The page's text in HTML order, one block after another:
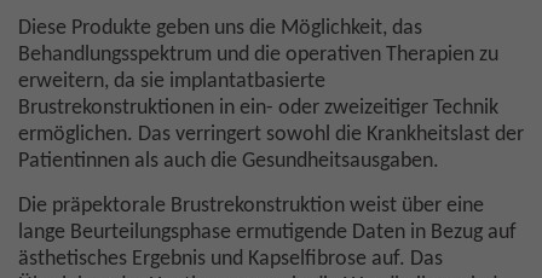
Diese Produkte geben uns die Möglichkeit, das
Behandlungsspektrum und die operativen Therapien zu
erweitern, da sie implantatbasierte
Brustrekonstruktionen in ein- oder zweizeitiger Technik
ermöglichen. Das verringert sowohl die Krankheitslast der
Patientinnen als auch die Gesundheitsausgaben.
Die präpektorale Brustrekonstruktion weist über eine
lange Beurteilungsphase ermutigende Daten in Bezug auf
ästhetisches Ergebnis und Kapselfibrose auf. Das